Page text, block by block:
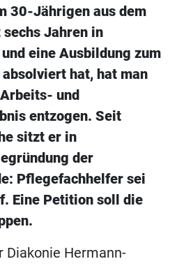
30-Jährigen aus dem
Jahren in
eine Ausbildung zum
hat, hat man
und
entzogen. Seit
sitzt er in
der
Pflegefachhelfer sei
Eine Petition soll die